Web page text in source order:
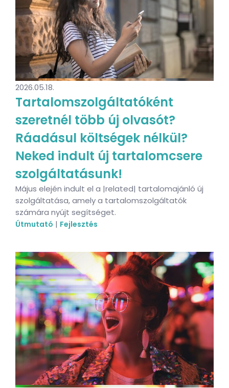
2026.05.18.
Tartalomszolgáltatóként
szeretnél több új olvasót?
Ráadásul költségek nélkül?
Neked indult új tartalomcsere
szolgáltatásunk!
Május elején indult el a |related| tartalomajánló új
szolgáltatása, amely a tartalomszolgáltatók
számára nyújt segítséget.
Útmutató | Fejlesztés